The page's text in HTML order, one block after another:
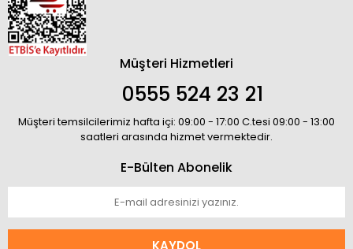
Müşteri Hizmetleri
0555 524 23 21
Müşteri temsilcilerimiz hafta içi: 09:00 - 17:00 C.tesi 09:00 - 13:00
saatleri arasında hizmet vermektedir.
E-Bülten Abonelik
KAYDOL